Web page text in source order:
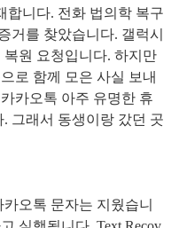
합니다. 전화 법의학 복구
거를 찾았습니다. 갤럭시
복원 요청입니다. 하지만
로 함께 모은 사실 보내
카카오톡 아주 유명한 휴
. 그래서 동생이랑 갔던 곳
카오톡 문자는 지웠습니